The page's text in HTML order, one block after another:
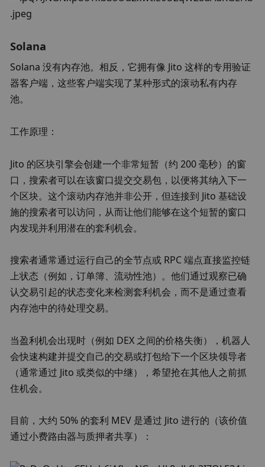
Solana
Solana 没有内存池。相反，它拥有像 Jito 这样的专用验证
器客户端，这些客户端实现了某种形式的滚动私有内存
池。
工作原理：
Jito 的区块引擎会创建一个非常短暂（约 200 毫秒）的窗
口，搜索者可以在该窗口提交交易包，以便将其纳入下一
个区块。这个滚动内存池并非公开，但连接到 Jito 基础设
施的搜索者可以访问，从而让他们能够在这个短暂的窗口
内发现并利用潜在的套利机会。
搜索者通常通过运行自己的全节点或 RPC 端点直接监控链
上状态（例如，订单簿、流动性池）。他们通过观察已确
认交易引起的状态变化来检测套利机会，而不是通过查看
内存池中的待处理交易。
当盈利机会出现时（例如 DEX 之间的价格失衡），机器人
会快速构建并提交自己的交易或打包给下一个区块领导者
（通常通过 Jito 或类似的中继），希望抢在其他人之前抓
住机会。
目前，大约 50% 的套利 MEV 是通过 Jito 进行的（该价值
通过小费路由器与质押者共享）：